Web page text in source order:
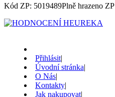
Kód ZP: 5019489Plně hrazeno ZP
Přihlásit|
Úvodní stránka|
O Nás|
Kontakty|
Jak nakupovat|